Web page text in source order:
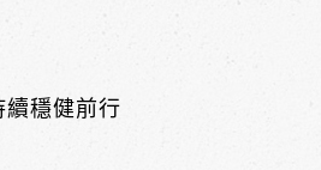
穩健前行